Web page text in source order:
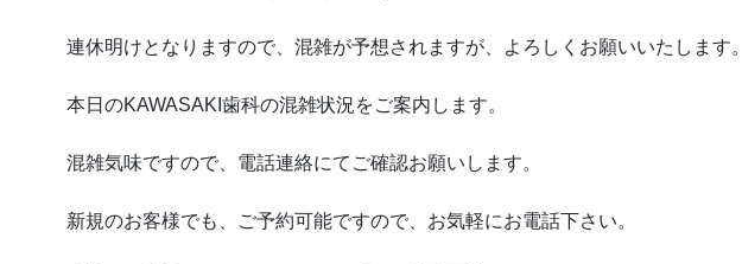
連休明けとなりますので、混雑が予想されますが、よろしくお願いいたします。
本日のKAWASAKI歯科の混雑状況をご案内します。
混雑気味ですので、電話連絡にてご確認お願いします。
新規のお客様でも、ご予約可能ですので、お気軽にお電話下さい。